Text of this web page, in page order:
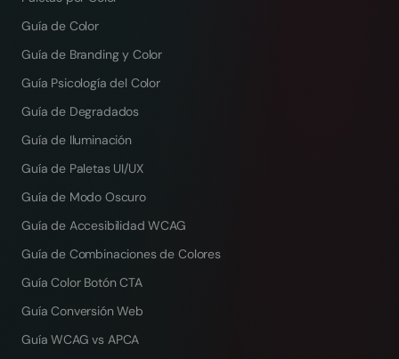
Guía de Color
Guía de Branding y Color
Guía Psicología del Color
Guía de Degradados
Guía de Iluminación
Guía de Paletas UI/UX
Guía de Modo Oscuro
Guía de Accesibilidad WCAG
Guía de Combinaciones de Colores
Guía Color Botón CTA
Guía Conversión Web
Guía WCAG vs APCA